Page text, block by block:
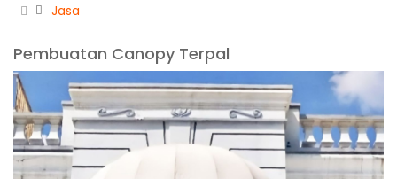
Jasa
Pembuatan Canopy Terpal